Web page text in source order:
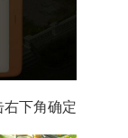
右下角确定